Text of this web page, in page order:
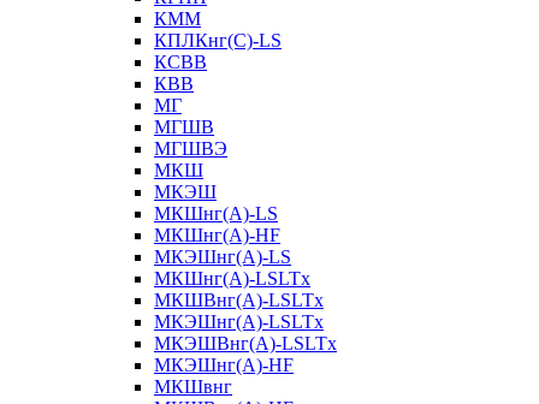
КММ
КПЛКнг(C)-LS
КСВВ
КВВ
МГ
МГШВ
МГШВЭ
МКШ
МКЭШ
МКШнг(А)-LS
МКШнг(А)-HF
МКЭШнг(А)-LS
МКШнг(А)-LSLTx
МКШВнг(A)-LSLTx
МКЭШнг(А)-LSLTx
МКЭШВнг(A)-LSLTx
МКЭШнг(А)-HF
МКШвнг